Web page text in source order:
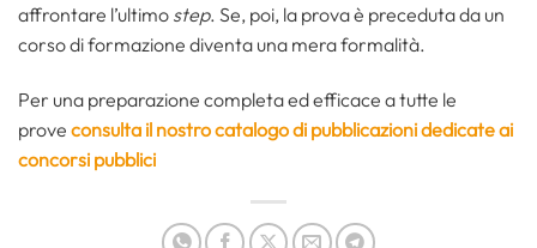
affrontare l’ultimo step. Se, poi, la prova è preceduta da un
corso di formazione diventa una mera formalità.
Per una preparazione completa ed efficace a tutte le
prove consulta il nostro catalogo di pubblicazioni dedicate ai
concorsi pubblici